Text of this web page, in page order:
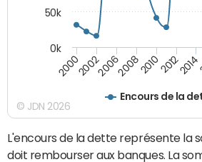
Encours de la
2000200220062008201020122014
0k
50k
© JDN 2026
L'encours de la dette représente la
doit rembourser aux banques. La